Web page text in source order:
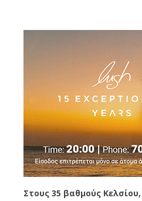
Στους 35 βαθμούς